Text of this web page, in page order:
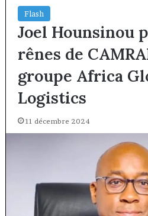
Flash
Joel Hounsinou
rênes de
groupe Africa
Logistics
11 décembre 2024